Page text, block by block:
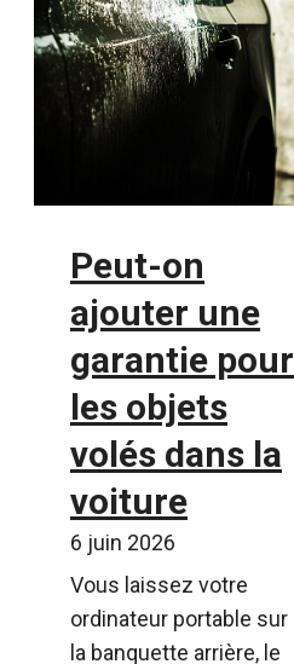
Peut-on
ajouter une
garantie pour
les objets
volés dans la
voiture
6 juin 2026
Vous laissez votre
ordinateur portable sur
la banquette arrière, le